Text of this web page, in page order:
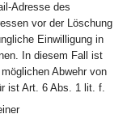
Adresse des
vor der Löschung
Einwilligung in
In diesem Fall ist
Abwehr von
ist Art. 6 Abs. 1 lit. f.